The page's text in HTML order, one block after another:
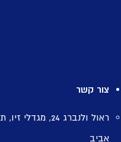
צור קשר
ראול ולנברג 24, מגדלי
אביב